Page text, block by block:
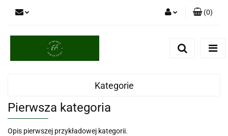
(0)
Kategorie
Pierwsza kategoria
Opis pierwszej przykładowej kategorii.